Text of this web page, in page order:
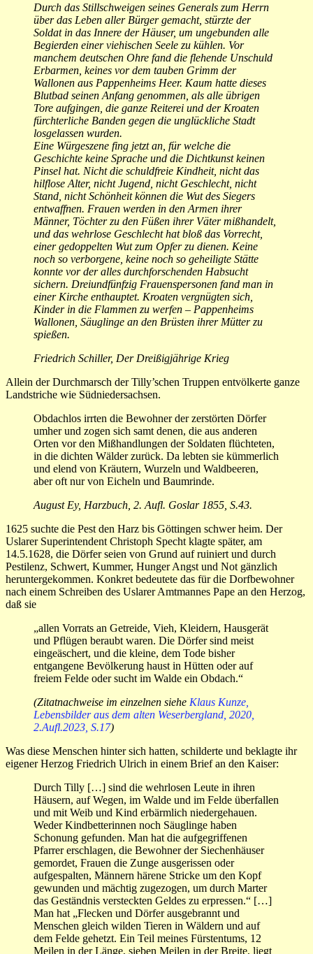
Durch das Stillschweigen seines Generals zum Herrn
über das Leben aller Bürger gemacht, stürzte der
Soldat in das Innere der Häuser, um ungebunden alle
Begierden einer viehischen Seele zu kühlen. Vor
manchem deutschen Ohre fand die flehende Unschuld
Erbarmen, keines vor dem tauben Grimm der
Wallonen aus Pappenheims Heer. Kaum hatte dieses
Blutbad seinen Anfang genommen, als alle übrigen
Tore aufgingen, die ganze Reiterei und der Kroaten
fürchterliche Banden gegen die unglückliche Stadt
losgelassen wurden.
Eine Würgeszene fing jetzt an, für welche die
Geschichte keine Sprache und die Dichtkunst keinen
Pinsel hat. Nicht die schuldfreie Kindheit, nicht das
hilflose Alter, nicht Jugend, nicht Geschlecht, nicht
Stand, nicht Schönheit können die Wut des Siegers
entwaffnen. Frauen werden in den Armen ihrer
Männer, Töchter zu den Füßen ihrer Väter mißhandelt,
und das wehrlose Geschlecht hat bloß das Vorrecht,
einer gedoppelten Wut zum Opfer zu dienen. Keine
noch so verborgene, keine noch so geheiligte Stätte
konnte vor der alles durchforschenden Habsucht
sichern. Dreiundfünfzig Frauenspersonen fand man in
einer Kirche enthauptet. Kroaten vergnügten sich,
Kinder in die Flammen zu werfen – Pappenheims
Wallonen, Säuglinge an den Brüsten ihrer Mütter zu
spießen.
Friedrich Schiller, Der Dreißigjährige Krieg
Allein der Durchmarsch der Tilly’schen Truppen entvölkerte ganze
Landstriche wie Südniedersachsen.
Obdachlos irrten die Bewohner der zerstörten Dörfer
umher und zogen sich samt denen, die aus anderen
Orten vor den Mißhandlungen der Sol­daten flüchteten,
in die dichten Wälder zurück. Da lebten sie kümmerlich
und elend von Kräutern, Wurzeln und Waldbeeren,
aber oft nur von Eicheln und Baum­rinde.
August Ey, Harzbuch, 2. Aufl. Goslar 1855, S.43.
1625 suchte die Pest den Harz bis Göttingen schwer heim. Der
Uslarer Su­perintendent Christoph Specht klagte später, am
14.5.1628, die Dörfer seien von Grund auf ruiniert und durch
Pestilenz, Schwert, Kummer, Hunger Angst und Not gänzlich
heruntergekommen. Konkret bedeutete das für die Dorfbewohner
nach einem Schreiben des Uslarer Amtmannes Pape an den Herzog,
daß sie
„allen Vorrats an Getreide, Vieh, Kleidern, Hausgerät
und Pflügen beraubt waren. Die Dörfer sind meist
eingeäschert, und die kleine, dem Tode bisher
entgangene Bevölkerung haust in Hütten oder auf
freiem Felde oder sucht im Walde ein Ob­dach.“
(Zitatnachweise im einzelnen siehe Klaus Kunze,
Lebensbilder aus dem alten Weserbergland, 2020,
2.Aufl.2023, S.17)
Was diese Menschen hinter sich hatten, schilderte und beklagte ihr
eigener Herzog Friedrich Ulrich in einem Brief an den Kaiser:
Durch Tilly […] sind die wehrlosen Leute in ihren
Häusern, auf Wegen, im Walde und im Felde überfallen
und mit Weib und Kind erbärmlich niedergehauen.
Weder Kindbetterinnen noch Säuglinge haben
Schonung gefunden. Man hat die aufgegriffenen
Pfarrer er­schlagen, die Bewohner der Siechenhäuser
gemordet, Frauen die Zunge ausgerissen oder
aufgespalten, Männern härene Stricke um den Kopf
gewunden und mächtig zugezogen, um durch Marter
das Geständnis versteckten Geldes zu erpressen.“ […]
Man hat „Flecken und Dörfer ausgebrannt und
Menschen gleich wilden Tieren in Wäldern und auf
dem Felde gehetzt. Ein Teil meines Fürstentums, 12
Meilen in der Länge, sieben Meilen in der Breite, liegt